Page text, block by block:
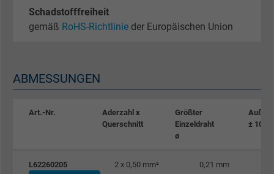
Schadstofffreiheit
gemäß RoHS-Richtlinie der Europäischen Union
ABMESSUNGEN
Art.-Nr.
Aderzahl x
Querschnitt
Größter
Einzeldraht
ø
± 10%
L62260205 2 x 0,50 mm² 0,21 mm